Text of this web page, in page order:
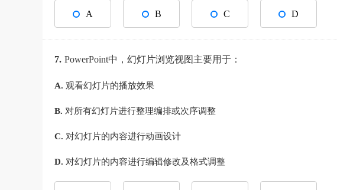
A B C D
7. PowerPoint中，幻灯片浏览视图主要用于：
A. 观看幻灯片的播放效果
B. 对所有幻灯片进行整理编排或次序调整
C. 对幻灯片的内容进行动画设计
D. 对幻灯片的内容进行编辑修改及格式调整